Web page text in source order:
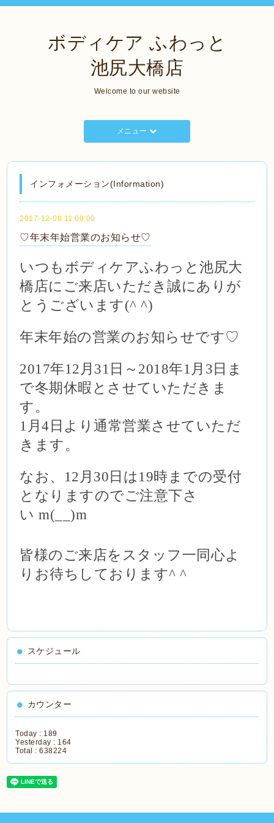
ボディケア ふわっと
池尻大橋店
Welcome to our website
メニュー
インフォメーション(Information)
2017-12-08 11:00:00
♡年末年始営業のお知らせ♡
いつも ボディケアふわっと池尻大
橋店に ご来店いただき誠にありが
とうございます(^ ^)
年末年始の営業のお知らせです♡
2017年12 月 31 日～ 2018年1 月 3日ま
で冬期休暇とさせていただきま
す。
1 月4日より通常営業させていただ
きます。
なお、 12 月 30日は19時までの受付
となりますのでご注意下さ
い m( __)m
皆様のご来店をスタッフ一同心よ
りお待ちしております^ ^
スケジュール
カウンター
Today : 189
Yesterday : 164
Total :638224